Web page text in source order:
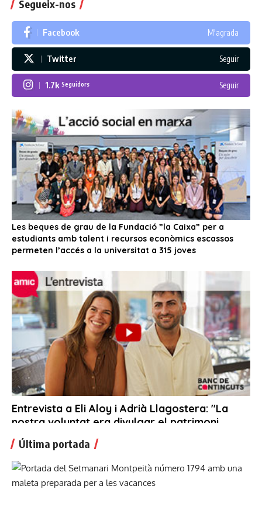
Segueix-nos
Facebook M'agrada
Twitter Seguir
1.7k Seguidors Seguir
Última portada